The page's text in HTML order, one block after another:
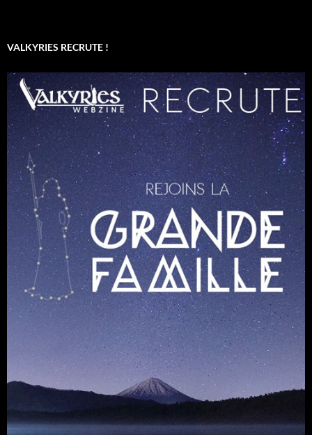
VALKYRIES RECRUTE !